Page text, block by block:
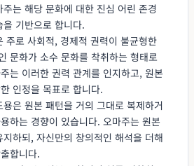
는 해당 문화에 대한 진심 어린 존경
기반으로 합니다.
주로 사회적, 경제적 권력이 불균형한
문화가 소수 문화를 착취하는 형태로
는 이러한 권력 관계를 인지하고, 원본
인정을 목표로 합니다.
용은 원본 패턴을 거의 그대로 복제하거
하는 경향이 있습니다. 오마주는 원본
하되, 자신만의 창의적인 해석을 더해
합니다.